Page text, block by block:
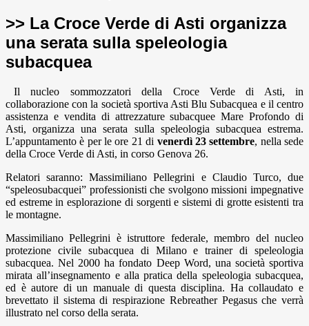
>> La Croce Verde di Asti organizza
una serata sulla speleologia
subacquea
Il nucleo sommozzatori della Croce Verde di Asti, in
collaborazione con la società sportiva Asti Blu Subacquea e il centro
assistenza e vendita di attrezzature subacquee Mare Profondo di
Asti, organizza una serata sulla speleologia subacquea estrema.
L’appuntamento è per le ore 21 di venerdì 23 settembre, nella sede
della Croce Verde di Asti, in corso Genova 26.
Relatori saranno: Massimiliano Pellegrini e Claudio Turco, due
“speleosubacquei” professionisti che svolgono missioni impegnative
ed estreme in esplorazione di sorgenti e sistemi di grotte esistenti tra
le montagne.
Massimiliano Pellegrini è istruttore federale, membro del nucleo
protezione civile subacquea di Milano e trainer di speleologia
subacquea. Nel 2000 ha fondato Deep Word, una società sportiva
mirata all’insegnamento e alla pratica della speleologia subacquea,
ed è autore di un manuale di questa disciplina. Ha collaudato e
brevettato il sistema di respirazione Rebreather Pegasus che verrà
illustrato nel corso della serata.